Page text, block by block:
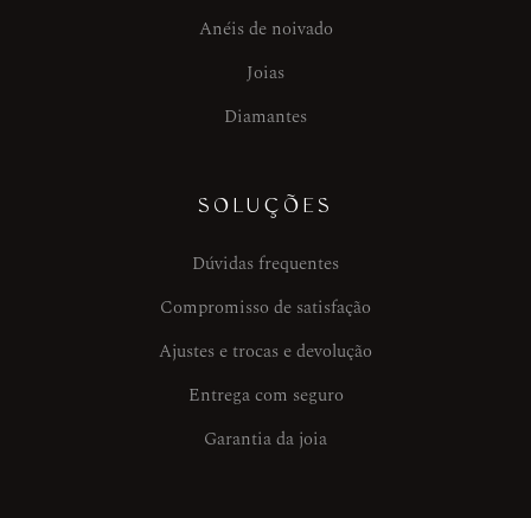
Anéis de noivado
Joias
Diamantes
SOLUÇÕES
Dúvidas frequentes
Compromisso de satisfação
Ajustes e trocas e devolução
Entrega com seguro
Garantia da joia